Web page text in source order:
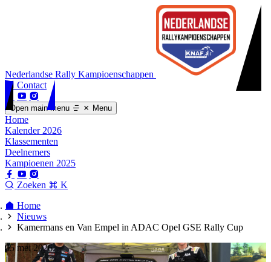
Nederlandse Rally Kampioenschappen
Contact
Open main menu Menu
Home
Kalender 2026
Klassementen
Deelnemers
Kampioenen 2025
Zoeken
K
Home
Nieuws
Kamermans en Van Empel in ADAC Opel GSE Rally Cup
05 mei 2026